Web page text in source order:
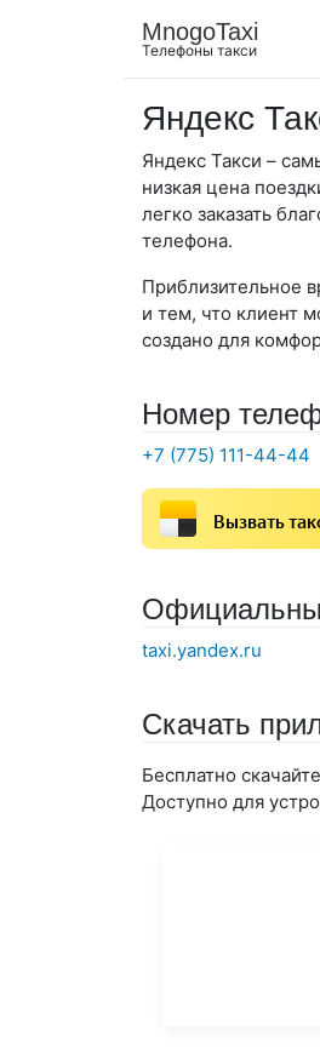
MnogoTaxi
Телефоны такси
Яндекс
Яндекс Такси –
низкая цена
легко заказать
телефона.
Приблизительное
и тем, что клиент
создано для
Номер
+7 (775) 111-44-44
Вызвать
taxi.yandex.ru
Скачать
Бесплатно
Доступно для